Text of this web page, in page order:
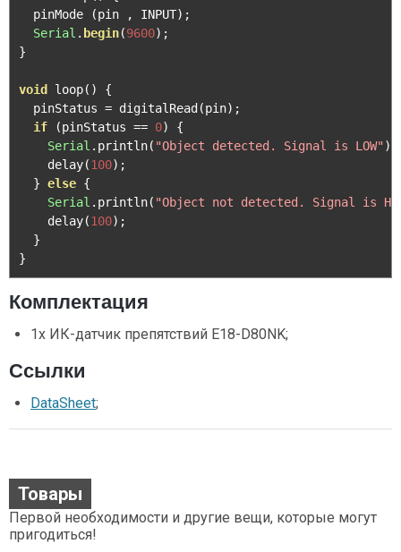
  pinMode
(pin , INPUT);
Serial . begin(9600);
}
void loop()
{
  pinStatus
= digitalRead (pin);
if
(pinStatus == 0)
{
Serial . println( "Object detected. Signal is LOW");
    delay
(100);
} else {
Serial . println( "Object not detected. Signal is
    delay
(100);
}
}
Комплектация
1х ИК-датчик препятствий E18-D80NK;
Ссылки
DataSheet;
Товары
Первой необходимости и другие вещи, которые могут
пригодиться!